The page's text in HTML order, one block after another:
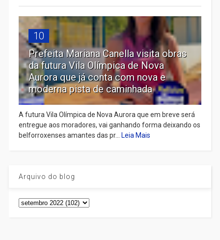
10
Prefeita Mariana Canella visita obras
da futura Vila Olímpica de Nova
Aurora que já conta com nova e
moderna pista de caminhada
A futura Vila Olímpica de Nova Aurora que em breve será
entregue aos moradores, vai ganhando forma deixando os
belforroxenses amantes das pr... Leia Mais
Arquivo do blog